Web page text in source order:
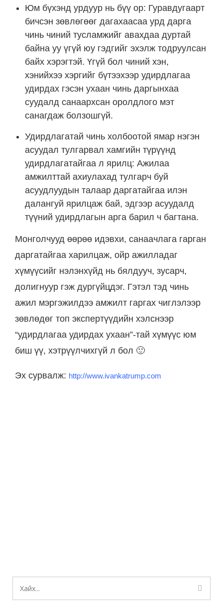
Юм бүхэнд урдуур нь бүү ор: Гуравдугаарт
бичсэн зөвлөгөөг дагахаасаа урд дарга
чинь чиний тусламжийг авахдаа дуртай
байна уу үгүй юу гэдгийг эхэлж тодруулсан
байх хэрэгтэй. Үгүй бол чиний хэн,
хэнийхээ хэргийг бүтээхээр удирдлагаа
удирдах гэсэн ухаан чинь даргынхаа
суудалд санаархсан оролдлого мэт
санагдаж болзошгүй.
Удирдлагатай чинь холбоотой ямар нэгэн
асуудал тулгарвал хамгийн түрүүнд
удирдлагатайгаа л ярилц: Ажилаа
амжилттай ахиулахад тулгарч буй
асуудлуудын талаар даргатайгаа илэн
далангуй ярилцаж бай, эдгээр асуудалд
түүний удирдлагын арга барил ч багтана.
Монголчууд өөрөө идэвхи, санаачлага гарган
даргатайгаа харилцаж, ойр ажилладаг
хүмүүсийг нэлэнхүйд нь бялдууч, зусарч,
долигнуур гэж дургүйцдэг. Гэтэл тэд чинь
ажил мэргэжилдээ амжилт гаргах чиглэлээр
зөвлөдөг топ экспертүүдийн хэлснээр
“удирдлагаа удирдах ухаан”-тай хүмүүс юм
биш үү, хэтрүүлчихгүй л бол 🙂
Эх сурвалж: http://www.ivankatrump.com